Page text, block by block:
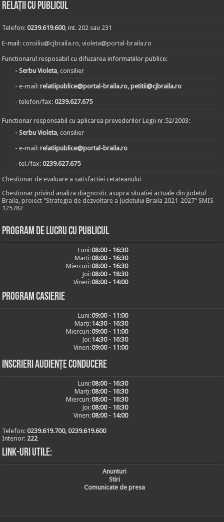
Relații cu publicul
Telefon:0239.619.600, int. 202 sau 231
E-mail:consiliu@cjbraila.ro,violeta@portal-braila.ro
Functionarul resposabil cu difuzarea informatiilor publice:
- Serbu Violeta, consilier
- e-mail:relatiipublice@portal-braila.ro, petitii@cjbraila.ro
- telefon/fax:0239.627.675
Functionar responsabil cu aplicarea prevederilor Legii nr.52/2003:
- Serbu Violeta, consilier
- e-mail:relatiipublice@portal-braila.ro
- tel./fax:0239.627.675
Chestionar de evaluare a satisfactiei cetateanului
Chestionar privind analiza diagnostic asupra situatiei actuale din judetul
Braila, proiect "Strategia de dezvoltare a Judetului Braila 2021-2027" SMIS
125782
Program de lucru cu publicul
Luni:08:00 - 16:30
Marți:08:00 - 16:30
Miercuri:08:00 - 16:30
Joi:08:00 - 18:30
Vineri:08:00 - 14:00
Program casierie
Luni:09:00 - 11:00
Marți:14:30 - 16:30
Miercuri:09:00 - 11:00
Joi:14:30 - 16:30
Vineri:09:00 - 11:00
Inscrieri audiențe conducere
Luni:08:00 - 16:30
Marți:08:00 - 16:30
Miercuri:08:00 - 16:30
Joi:08:00 - 16:30
Vineri:08:00 - 14:00
Telefon:0239.619.700, 0239.619.600
Interior: 222
Link-uri utile:
Anunturi
Stiri
Comunicate de presa